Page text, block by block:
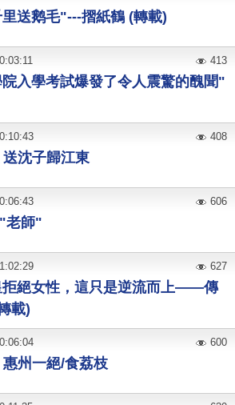
送鹅毛"---摺紙鶴 (轉載)
入學考試爆發了令人震驚的醜聞"
413
沈子歸江東
408
老師"
606
拒絕女性，這只是逆流而上——傳
載)
627
州一絕/食荔枝
600